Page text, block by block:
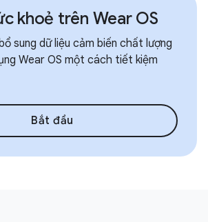
khoẻ trên Wear OS
sung dữ liệu cảm biến chất lượng
Wear OS một cách tiết kiệm
Bắt đầu